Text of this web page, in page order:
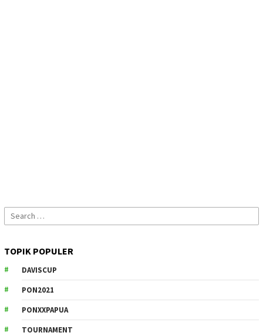
Search
for:
TOPIK POPULER
DAVISCUP
PON2021
PONXXPAPUA
TOURNAMENT